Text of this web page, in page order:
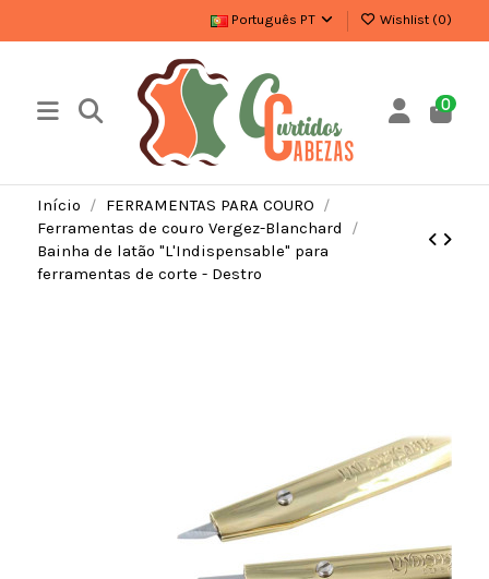
Português PT Wishlist (0)
0
Início
FERRAMENTAS PARA COURO
Ferramentas de couro Vergez-Blanchard
Bainha de latão "L'Indispensable" para
ferramentas de corte - Destro